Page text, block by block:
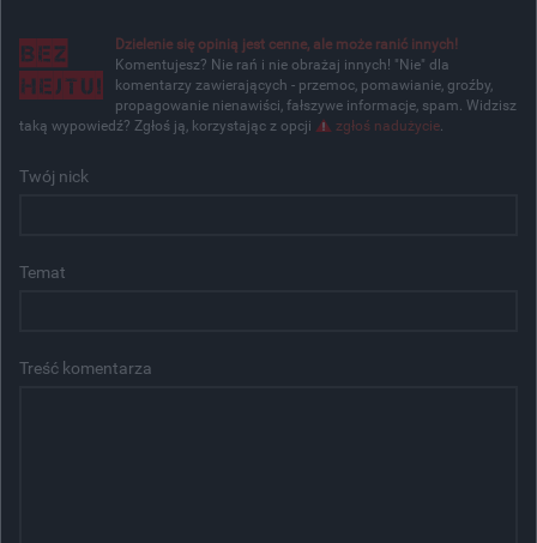
Dzielenie się opinią jest cenne, ale może ranić innych!
Komentujesz? Nie rań i nie obrażaj innych! "Nie" dla
komentarzy zawierających - przemoc, pomawianie, groźby,
propagowanie nienawiści, fałszywe informacje, spam. Widzisz
taką wypowiedź? Zgłoś ją, korzystając z opcji
zgłoś nadużycie
Twój nick
Temat
Treść komentarza